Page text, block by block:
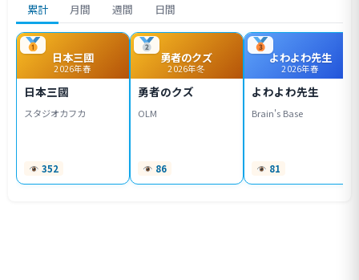
累計 月間 週間 日間
日本三國
2026年春
日本三國
スタジオカフカ
352
勇者のクズ
2026年冬
勇者のクズ
OLM
86
よわよわ先生
2026年春
よわよわ先生
Brain's Base
81